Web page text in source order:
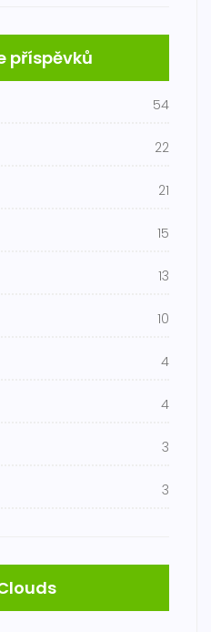
příspěvků
54
22
21
15
13
10
4
4
3
3